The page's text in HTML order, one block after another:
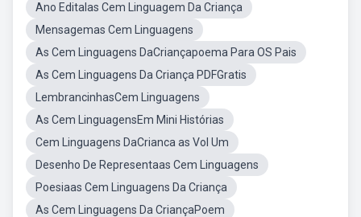
Ano Editalas Cem Linguagem Da Criança
Mensagemas Cem Linguagens
As Cem Linguagens DaCriançapoema Para OS Pais
As Cem Linguagens Da Criança PDFGratis
LembrancinhasCem Linguagens
As Cem LinguagensEm Mini Histórias
Cem Linguagens DaCrianca as Vol Um
Desenho De Representaas Cem Linguagens
Poesiaas Cem Linguagens Da Criança
As Cem Linguagens Da CriançaPoem